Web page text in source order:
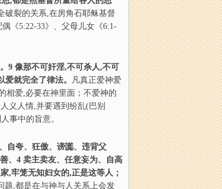
破裂的关系,在房角石耶稣基督
《5:22-33》、父母儿女《6:1-
9 像那不可奸淫,不可杀人,不可
就完全了律法。
凡真正爱神爱
相爱,必要在神里面；不爱神的
义人情,并要遇到纷乱(巴别
事中的旨意。
自夸、狂傲、谤讟、违背父
、4 卖主卖友、任意妄为、自高
,牢笼无知妇女的,正是这等人；
题,都是在与神与人关系上会发